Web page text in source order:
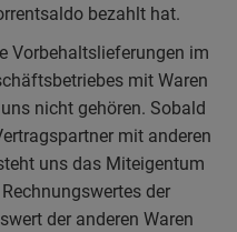
bezahlt hat.
Vorbehaltslieferungen im
mit Waren
nicht gehören. Sobald
mit anderen
uns das Miteigentum
der
der anderen Waren